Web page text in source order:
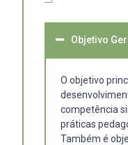
Objetivo
O objetivo
competência
práticas
Também é